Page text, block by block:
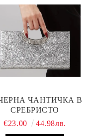
ЧАНТИЧКА В
СРЕБРИСТО
€23.00
44.98лв.